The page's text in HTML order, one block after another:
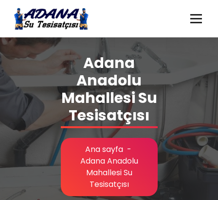
İçeriğe
Adana Gider Açma
Adana
Anadolu
Mahallesi Su
Tesisatçısı
Ana sayfa-
Adana Anadolu
Mahallesi Su
Tesisatçısı